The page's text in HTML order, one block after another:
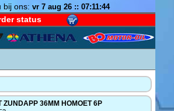
bij ons: vr 7 aug 26 :: 07:11:45
status
ZUNDAPP 36MM HOMOET 6P